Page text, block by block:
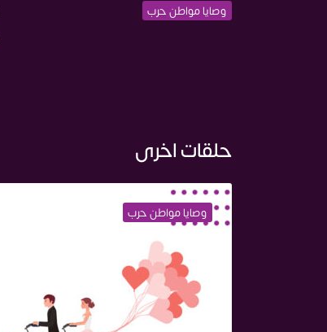
وصايا مواطن حرب
حلقات اخرى
وصايا مواطن حرب